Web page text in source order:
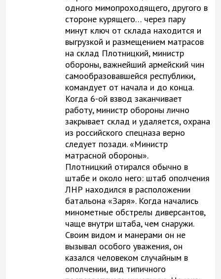
одного мимопроходящего, другого в
стороне курящего… через пару
минут ключ от склада находится и
выгрузкой и размещением матрасов
на склад Плотницкий, министр
обороны, важнейший армейский чин
самообразовавшейся республики,
командует от начала и до конца.
Когда 6-ой взвод заканчивает
работу, министр обороны лично
закрывает склад и удаляется, охрана
из российского спецназа верно
следует позади. «Министр
матрасной обороны».
Плотницкий отирался обычно в
штабе и около него: штаб ополчения
ЛНР находился в расположении
батальона «Заря». Когда начались
минометные обстрелы диверсантов,
чаще внутри штаба, чем снаружи.
Своим видом и манерами он не
вызывал особого уважения, он
казался человеком случайным в
ополчении, вид типичного